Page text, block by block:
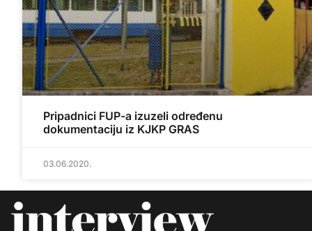
Pripadnici FUP-a izuzeli određenu
dokumentaciju iz KJKP GRAS
03.06.2020.